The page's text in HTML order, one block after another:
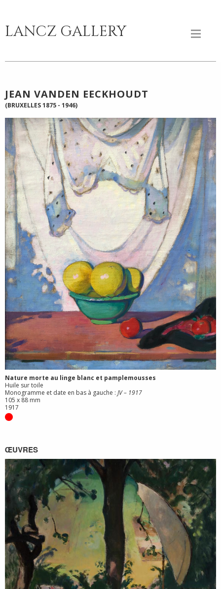
LANCZ GALLERY
JEAN VANDEN EECKHOUDT
(BRUXELLES 1875 - 1946)
Nature morte au linge blanc et pamplemousses
Huile sur toile
Monogramme et date en bas à gauche : JV – 1917
105 x 88 mm
1917
ŒUVRES